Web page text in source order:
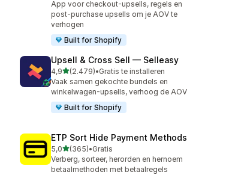
App voor checkout-upsells, regels en
post-purchase upsells om je AOV te
verhogen
Built for Shopify
Upsell & Cross Sell — Selleasy
4,9van 5 sterren
(2.479)
2479 recensies in totaal
•Gratis te installeren
Vaak samen gekochte bundels en
winkelwagen-upsells, verhoog de AOV
Built for Shopify
ETP Sort Hide Payment Methods
5,0van 5 sterren
(365)
365 recensies in totaal
•Gratis
Verberg, sorteer, herorden en hernoem
betaalmethoden met betaalregels